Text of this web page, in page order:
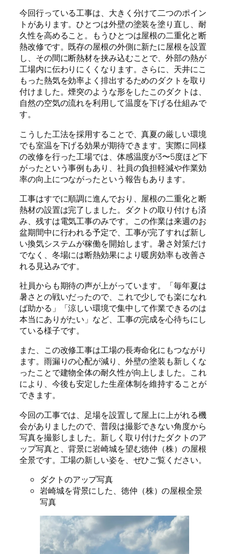
今回行っている工事は、大きく分けて二つのポイン
トがあります。ひとつは外壁の塗装を塗り直し、耐
久性を高めること。もうひとつは屋根の二重化と断
熱改修です。既存の屋根の外側に新たに屋根を設置
し、その間に断熱材を挟み込むことで、外部の熱が
工場内に伝わりにくくなります。さらに、天井にこ
もった熱気を効率よく排出するためのダクトを取り
付けました。煙突のような形をしたこのダクトは、
自然の空気の流れを利用して温度を下げる仕組みで
す。
こうした工法を採用することで、真夏の厳しい環境
でも室温を下げる効果が期待できます。実際に同様
の改修を行った工場では、体感温度が3〜5度ほど下
がったという事例もあり、社員の負担軽減や作業効
率の向上につながったという報告もあります。
工事はすでに順調に進んでおり、屋根の二重化と断
熱材の設置は完了しました。ダクトの取り付けも済
み、残すは電気工事のみです。この作業は来週のお
盆期間中に行われる予定で、工事が完了すれば新し
い換気システムが稼働を開始します。暑さ対策だけ
でなく、冬場には断熱効果により暖房効率も改善さ
れる見込みです。
社員からも期待の声が上がっています。「毎年夏は
暑さとの戦いだったので、これで少しでも楽になれ
ば助かる」「涼しい環境で集中して作業できるのは
本当にありがたい」など、工事の完成を心待ちにし
ている様子です。
また、この改修工事は工場の長寿命化にもつながり
ます。雨漏りの心配が減り、外壁の塗装も新しくな
ったことで建物全体の耐久性が向上しました。これ
により、今後も安定した生産体制を維持することが
できます。
今回の工事では、足場を設置して屋上に上がれる機
会がありましたので、普段は撮影できない角度から
写真を撮影しました。新しく取り付けたダクトのア
ップ写真と、背景に岩崎城を望む徳仲（株）の屋根
全景です。工場の新しい姿を、ぜひご覧ください。
ダクトのアップ写真
岩崎城を背景にした、徳仲（株）の屋根全景
写真